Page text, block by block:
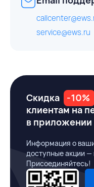
service@ews.ru
Скидка -10%
клиентам на
в приложении
Информация о
доступные акции —
Присоединяйтесь!